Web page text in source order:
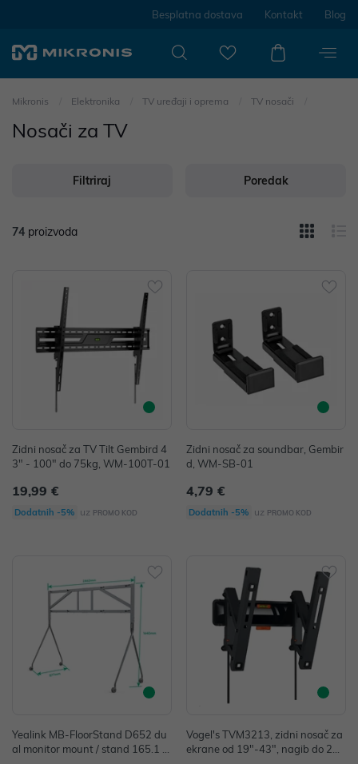
Besplatna dostava Kontakt Blog
Mikronis Elektronika TV uređaji i oprema TV nosači
Nosači za TV
Filtriraj Poredak
74 proizvoda
Zidni nosač za TV Tilt Gembird 4
3" - 100" do 75kg, WM-100T-01
19,99 €
Dodatnih -5% uz PROMO KOD
Zidni nosač za soundbar, Gembir
d, WM-SB-01
4,79 €
Dodatnih -5% uz PROMO KOD
Yealink MB-FloorStand D652 du
al monitor mount / stand 165.1 c
Vogel's TVM3213, zidni nosač za
ekrane od 19"-43", nagib do 20°,